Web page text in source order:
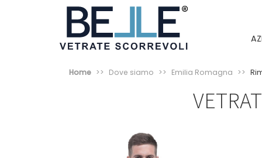
Home Dove siamo Emilia Romagna